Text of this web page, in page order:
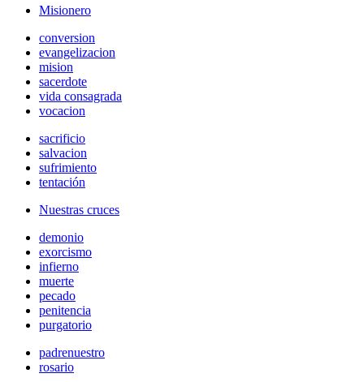
Misionero
conversion
evangelizacion
mision
sacerdote
vida consagrada
vocacion
sacrificio
salvacion
sufrimiento
tentación
Nuestras cruces
demonio
exorcismo
infierno
muerte
pecado
penitencia
purgatorio
padrenuestro
rosario